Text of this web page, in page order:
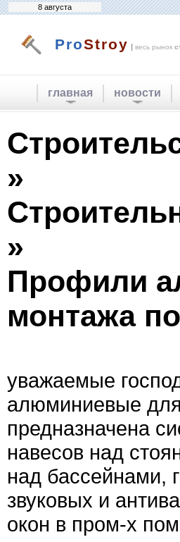
8 августа
ProStroy | весь рынок
главная новости
»
»
Профили
монтажа
уважаемые
алюминиевые
предназначена
навесов над
над бассейнами,
звуковых и
окон в пром-х